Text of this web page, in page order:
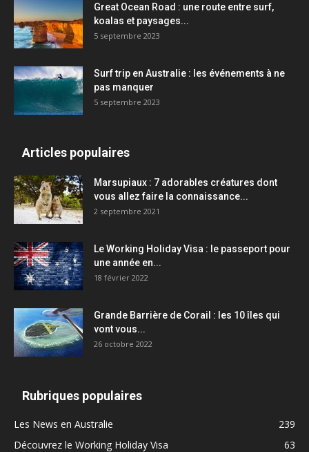
Great Ocean Road : une route entre surf,
koalas et paysages...
5 septembre 2023
Surf trip en Australie : les événements à ne
pas manquer
5 septembre 2023
Articles populaires
Marsupiaux : 7 adorables créatures dont
vous allez faire la connaissance...
2 septembre 2021
Le Working Holiday Visa : le passeport pour
une année en...
18 février 2022
Grande Barrière de Corail : les 10 îles qui
vont vous...
26 octobre 2022
Rubriques populaires
Les News en Australie
239
Découvrez le Working Holiday Visa
63